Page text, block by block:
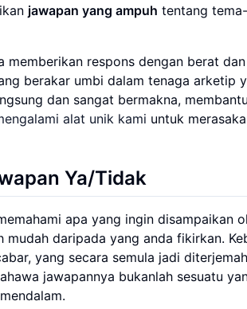
jawapan yang ampuh tentang
respons dengan berat
berakar umbi dalam tenaga arketip
dan sangat bermakna,
alat unik kami untuk
Ya/Tidak
apa yang ingin disampaikan
mudah daripada yang anda fikirkan.
yang secara semula jadi
jawapannya bukanlah sesuatu